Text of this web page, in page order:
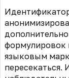
формулировок
языковым
пересекаться.